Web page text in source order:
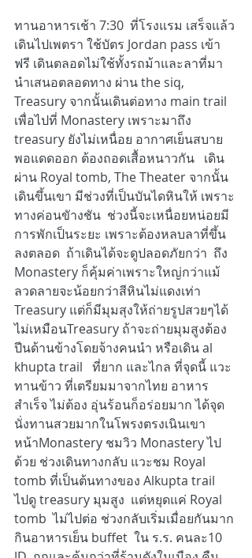
ทานอาหารเช้า 7:30  ที่โรงแรม เสร็จแล้ว
เดินไปเพตรา ใช้บัตร Jordan pass เข้า
ฟรี เดินตลอดไม่ใช้ทั้งรถม้าและลาที่มา
นำเสนอตลอดทาง ผ่าน the siq,
Treasury จากนั้นเดินต่อทาง main trail
เพื่อไปที่ Monastery เพราะมาถึง
treasury ยังไม่เหนื่อย อากาศเย็นสบาย
พอแดดออก ต้องถอดเสื้อหนาวกัน   เดิน
ผ่าน Royal tomb, The Theater จากนั้น
เดินขึ้นเขา มีช่วงที่เป็นบันไดหินให้ เพราะ
ทางค่อนขัางชัน  ช่วงนี้จะเหนื่อยหน่อยมี
การพักเป็นระยะ เพราะต้องหลบลาที่ขึ้น
ลงตลอด  ถ้าเดินได้จะดูปลอดภัยกว่า  ถึง
Monastery ก็คุ้มค่าเพราะใหญ่กว่าแม้
ลวดลายจะน้อยกว่าสีหินไม่แดงเท่า
Treasury แต่ก็มีมุมสุงให้ถ่ายรูปสวยๆได้
ไม่เหมือนTreasury ถ้าจะถ่ายมุมสูงต้อง
ปีนด้านข้างโดยจ้างคนนำ หรือเดิน al
khupta trail   ที่ยาก และไกล ที่จุดนี้ แวะ
ทานข้าว ที่เตรียมมาจากไทย อาหาร
สำเร็จ ไม่ต้อง อุ่นร้อนก็อร่อยมาก ได้จุด
นั่งทานสวยมากในโพรงตรงเนินเขา
หน้าMonastery ชมวิว Monastery ไป
ด้วย ช่วงเดินทางกลับ แวะชม Royal
tomb ที่เป็นต้นทางของ Alkupta trail
ไปดู treasury มุมสูง  แต่หยุดแค่ Royal
tomb  ไม่ไปต่อ ช่วงกลับเริ่มเมื่อยกันมาก
กินอาหารเย็น buffet  ใน ร.ร. คนละ10